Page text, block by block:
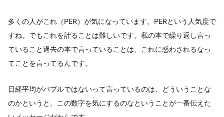
多くの人がこれ（PER）が気になっています。PERという人気度で
すね。でもこれを計ることは難しいです。私の本で繰り返し言っ
ていること過去の本で言っていることは、これに惑わされるなっ
てことを言ってるんです。
日経平均がバブルではないって言っているのは、どういうことな
のかというと、この数字を気にするのなということが一番伝えた